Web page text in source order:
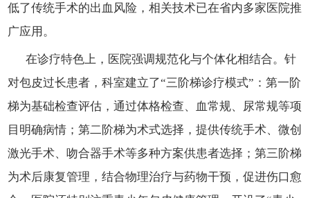
低了传统手术的出血风险，相关技术已在省内多家医院推
广应用。
在诊疗特色上，医院强调规范化与个体化相结合。针
对包皮过长患者，科室建立了“三阶梯诊疗模式”：第一阶
梯为基础检查评估，通过体格检查、血常规、尿常规等项
目明确病情；第二阶梯为术式选择，提供传统手术、微创
激光手术、吻合器手术等多种方案供患者选择；第三阶梯
为术后康复管理，结合物理治疗与药物干预，促进伤口愈